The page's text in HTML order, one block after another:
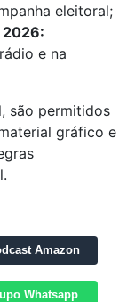
eleitoral;
2026:
e na
são permitidos
gráfico e
Amazon
Whatsapp